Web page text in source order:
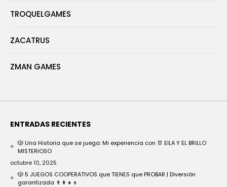
TROQUELGAMES
ZACATRUS
ZMAN GAMES
ENTRADAS RECIENTES
🎲 Una Historia que se juega: Mi experiencia con 🐰 EILA Y EL BRILLO
MISTERIOSO
octubre 10, 2025
🎲 5 JUEGOS COOPERATIVOS que TIENES que PROBAR | Diversión
garantizada 👨‍👩‍👧‍👦